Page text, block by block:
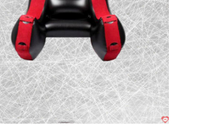
xét từ khách hàng?